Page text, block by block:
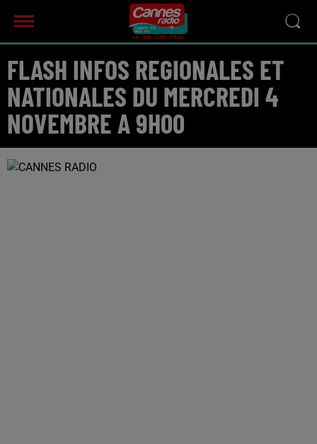
FLASH INFOS REGIONALES ET
NATIONALES DU MERCREDI 4
NOVEMBRE A 9H00